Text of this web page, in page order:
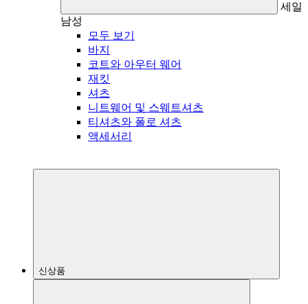
세일
남성
모두 보기
바지
코트와 아우터 웨어
재킷
셔츠
니트웨어 및 스웨트셔츠
티셔츠와 폴로 셔츠
액세서리
신상품